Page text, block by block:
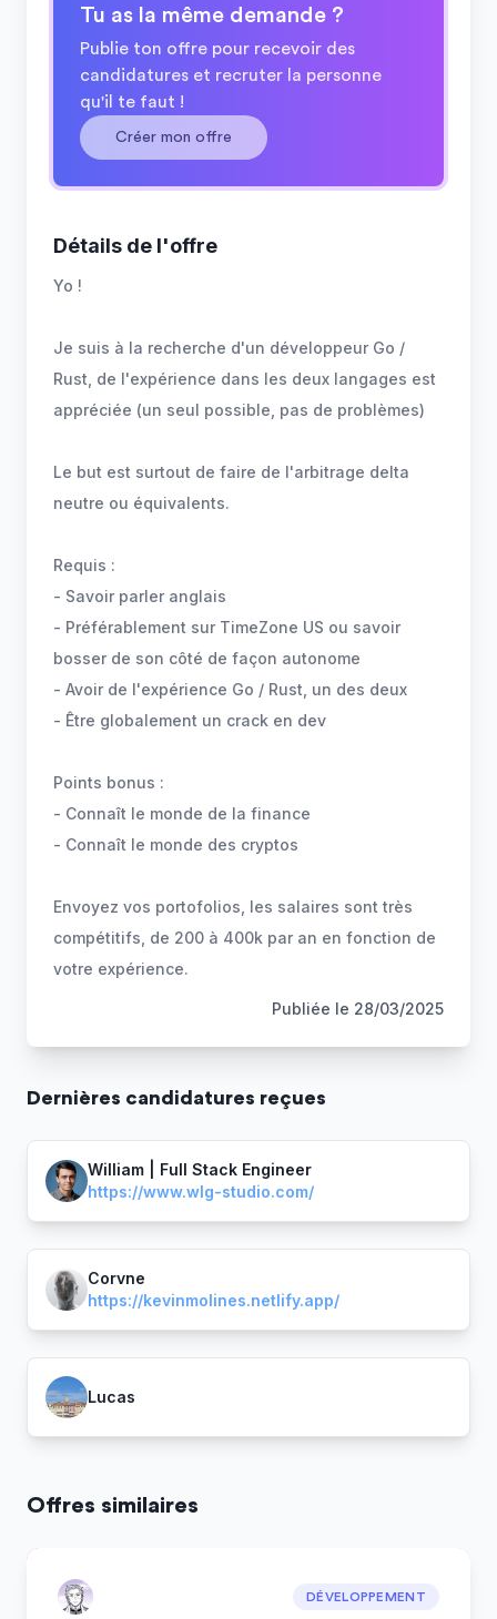
Tu as la même demande ?
Publie ton offre pour recevoir des
candidatures et recruter la personne
qu'il te faut !
Créer mon offre
Détails de l'offre
Yo !
Je suis à la recherche d'un développeur Go /
Rust, de l'expérience dans les deux langages est
appréciée (un seul possible, pas de problèmes)
Le but est surtout de faire de l'arbitrage delta
neutre ou équivalents.
Requis :
- Savoir parler anglais
- Préférablement sur TimeZone US ou savoir
bosser de son côté de façon autonome
- Avoir de l'expérience Go / Rust, un des deux
- Être globalement un crack en dev
Points bonus :
- Connaît le monde de la finance
- Connaît le monde des cryptos
Envoyez vos portofolios, les salaires sont très
compétitifs, de 200 à 400k par an en fonction de
votre expérience.
Publiée le 28/03/2025
Dernières candidatures reçues
William | Full Stack Engineer
https://www.wlg-studio.com/
Corvne
https://kevinmolines.netlify.app/
Lucas
Offres similaires
DÉVELOPPEMENT